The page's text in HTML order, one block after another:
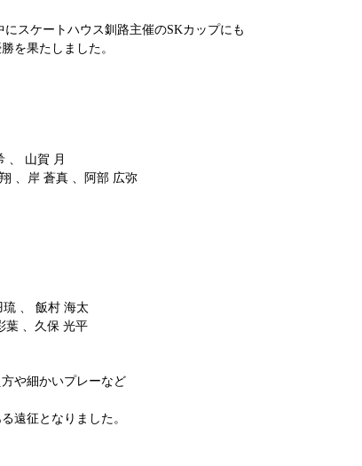
スケートハウス釧路主催のSKカップにも
を果たしました。
、 山賀 月
、岸 蒼真 、阿部 広弥
、 飯村 海太
葉 、久保 光平
や細かいプレーなど
遠征となりました。